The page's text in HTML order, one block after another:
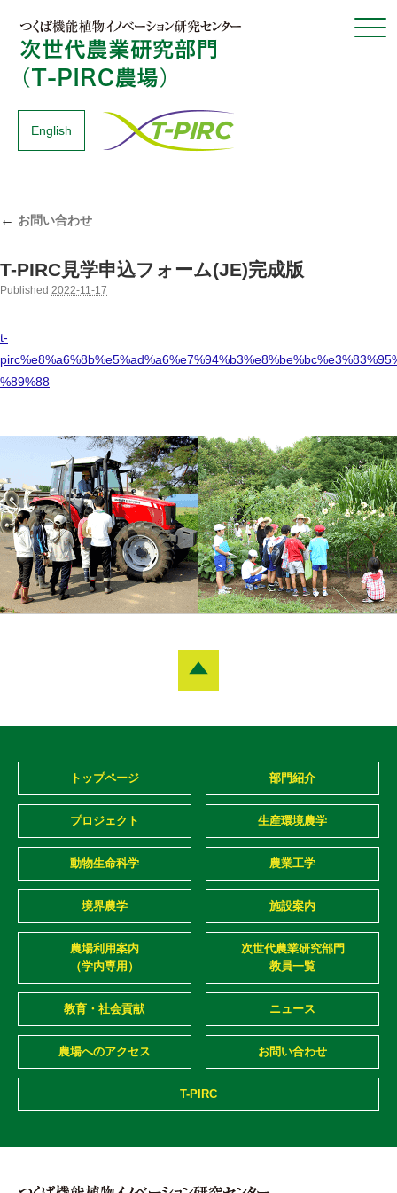
English
Click
← お問い合わせ
T-PIRC見学申込フォーム(JE)完成版
Published 2022-11-17
t-
%89%88
トップページ 部門紹介
プロジェクト 生産環境農学
動物生命科学 農業工学
境界農学 施設案内
農場利用案内
（学内専用）
次世代農業研究部門
教員一覧
教育・社会貢献 ニュース
農場へのアクセス お問い合わせ
T-PIRC